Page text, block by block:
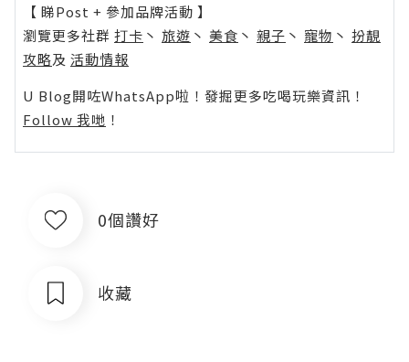
【 睇Post + 參加品牌活動 】
瀏覽更多社群 打卡 丶 旅遊 丶 美食 丶 親子 丶 寵物 丶 扮靚
攻略及 活動情報
U Blog開咗WhatsApp啦！發掘更多吃喝玩樂資訊！
Follow 我哋 ！
0個讚好
收藏